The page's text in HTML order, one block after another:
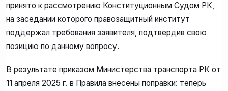
принято к рассмотрению Конституционным Судом РК,
на заседании которого правозащитный институт
поддержал требования заявителя, подтвердив свою
позицию по данному вопросу.
В результате приказом Министерства транспорта РК от
11 апреля 2025 г. в Правила внесены поправки: теперь